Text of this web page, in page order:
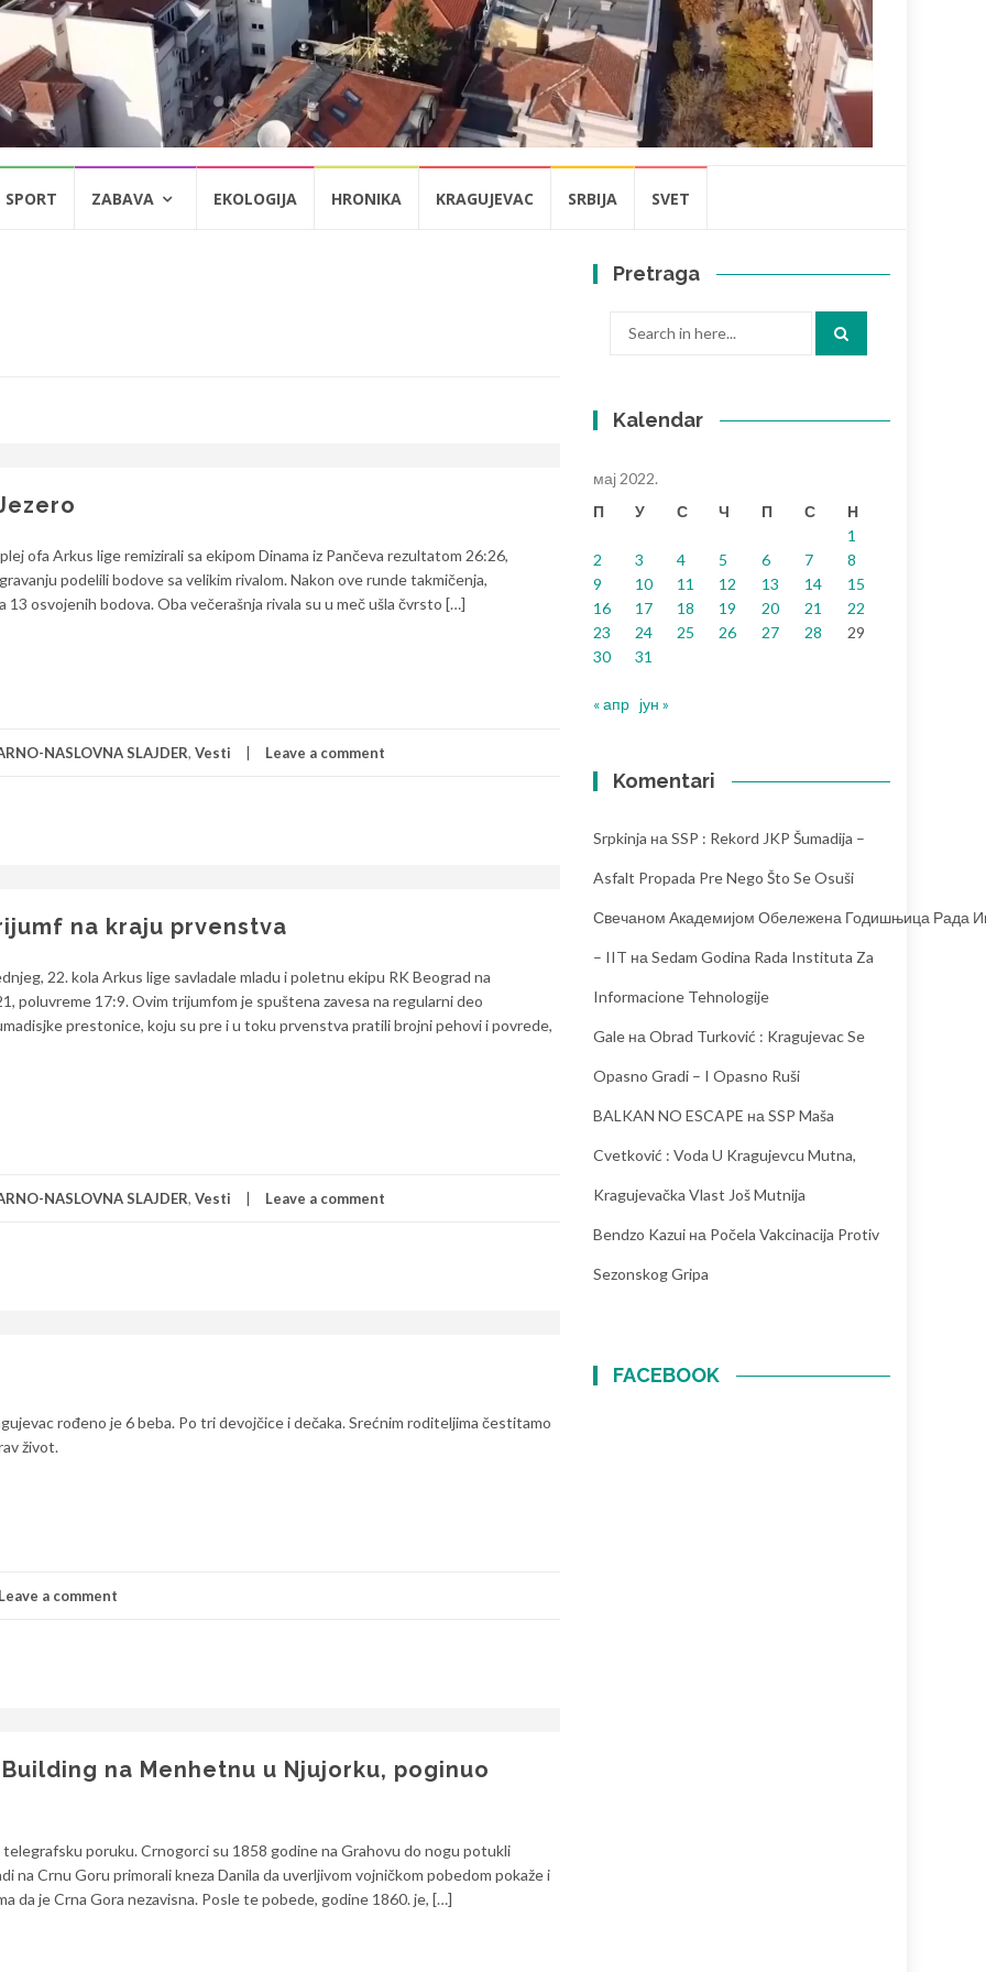
SPORT ZABAVA EKOLOGIJA HRONIKA KRAGUJEVAC SRBIJA SVET
ofa Arkus lige remizirali sa ekipom Dinama iz Pančeva rezultatom 26:26,
podelili bodove sa velikim rivalom. Nakon ove runde takmičenja,
13 osvojenih bodova. Oba večerašnja rivala su u meč ušla čvrsto […]
NASLOVNA SLAJDER, Vesti Leave a comment
na kraju prvenstva
22. kola Arkus lige savladale mladu i poletnu ekipu RK Beograd na
poluvreme 17:9. Ovim trijumfom je spuštena zavesa na regularni deo
prestonice, koju su pre i u toku prvenstva pratili brojni pehovi i povrede,
NASLOVNA SLAJDER, Vesti Leave a comment
rođeno je 6 beba. Po tri devojčice i dečaka. Srećnim roditeljima čestitamo
život.
Leave a comment
na Menhetnu u Njujorku, poginuo
poruku. Crnogorci su 1858 godine na Grahovu do nogu potukli
na Crnu Goru primorali kneza Danila da uverljivom vojničkom pobedom pokaže i
da je Crna Gora nezavisna. Posle te pobede, godine 1860. je, […]
Pretraga
Kalendar
мај 2022.
П
У С Ч П С
Н
1
2
3 4 5 6 7
8
9
10 11 12 13 14
15
16
17 18 19 20 21
22
23
24 25 26 27 28
29
30
31
« апр јун »
Komentari
Srpkinja на SSP : Rekord JKP Šumadija –
Asfalt Propada Pre Nego Što Se Osuši
Свечаном Академијом Обележена Годишњица Рада
– IIT на Sedam Godina Rada Instituta Za
Informacione Tehnologije
Gale на Obrad Turković : Kragujevac Se
Opasno Gradi – I Opasno Ruši
BALKAN NO ESCAPE на SSP Maša
Cvetković : Voda U Kragujevcu Mutna,
Kragujevačka Vlast Još Mutnija
Bendzo Kazui на Počela Vakcinacija Protiv
Sezonskog Gripa
FACEBOOK